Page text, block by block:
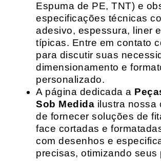
Espuma de PE, TNT) e
especificações técnicas
adesivo, espessura, liner
típicas. Entre em contato
para discutir suas
dimensionamento e
personalizado.
A página dedicada a
Sob Medida ilustra nossa
de fornecer soluções de
face cortadas e
com desenhos e
precisas, otimizando seus